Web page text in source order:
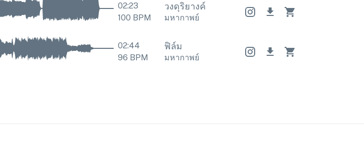
02:23
100 BPM
วงดุริยางค์ วงดุริยางค์ วงดุริยางค์
มหากาพย์
02:44
96 BPM
ฟิล์ม
มหากาพย์